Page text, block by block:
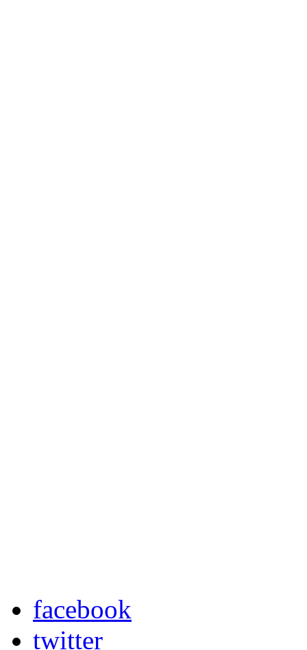
facebook
twitter